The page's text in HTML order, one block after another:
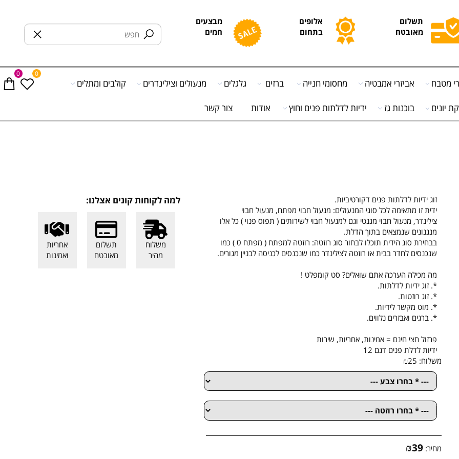
תשלום
מאובטח
אלופים
בתחום
מבצעים
חמים
0 0
אביזרי אמבטיה מחסומי חנייה ברזים גלגלים מנעולים וצילינדרים קולבים ומתלים
בוכנות גז ידיות לדלתות פנים וחוץ אודות צור קשר
ידיות לדלתות פניםדקורטיביות.
ידית זו מתאימה לכל סוגי המנעולים:מנעול חבוי מפתח,מנעול חבוי
צילינדר,מנעול חבוי מגנטיוגם למנעול חבוי לשירותים
מנגנונים שנמצאים בתוך הדלת.
בבחירת סוג הידית תוכלו לבחור סוג רוזטה: רוזטה למפתח ( מפתח 0 ) כמו
מה מכילה הערכה אתם שואלים?
ידיות לדלתות
*. זוג רוזטות.
*. מוט מקשר לידיות.
פרזול חצי חינם= אמינות, אחריות, שירות
ידיות לדלת פנים דגם 12
25
למה לקוחות קונים אצלנו:
משלוח
תשלום
אחריות